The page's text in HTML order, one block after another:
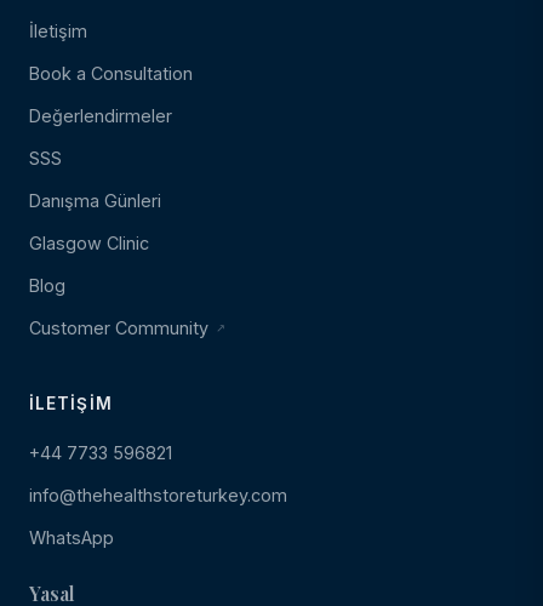
İletişim
Book a Consultation
Değerlendirmeler
SSS
Danışma Günleri
Glasgow Clinic
Blog
Customer Community
İLETIŞIM
+44 7733 596821
info@thehealthstoreturkey.com
WhatsApp
Yasal